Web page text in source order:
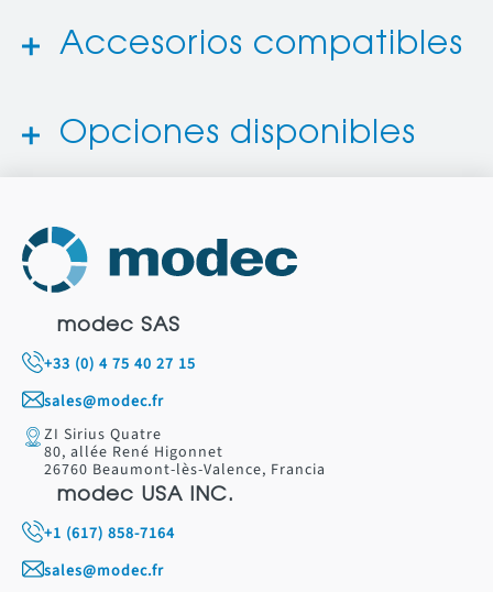
Accesorios compatibles
Opciones disponibles
modec SAS
+33 (0) 4 75 40 27 15
sales@modec.fr
ZI Sirius Quatre
80, allée René Higonnet
26760 Beaumont-lès-Valence, Francia
modec USA INC.
+1 (617) 858-7164
sales@modec.fr